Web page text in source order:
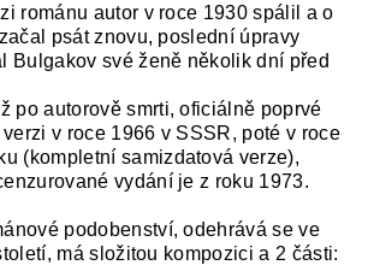
románu autor v roce 1930 spálil a o
psát znovu, poslední úpravy
Bulgakov své ženě několik dní před
po autorově smrti, oficiálně poprvé
v roce 1966 v SSSR, poté v roce
(kompletní samizdatová verze),
vydání je z roku 1973.
podobenství, odehrává se ve
má složitou kompozici a 2 části: